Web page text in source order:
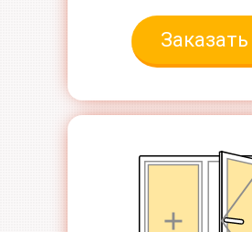
Заказать